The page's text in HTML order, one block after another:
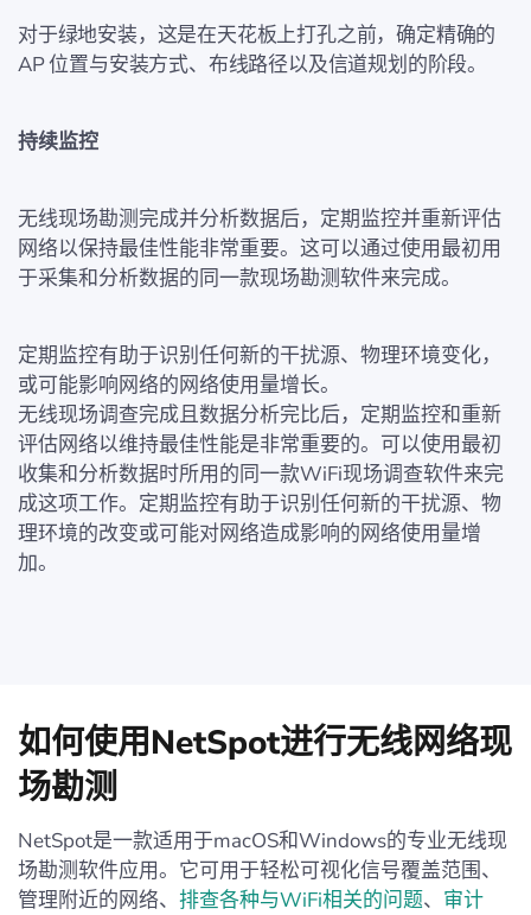
对于绿地安装，这是在天花板上打孔之前，确定精确的
AP 位置与安装方式、布线路径以及信道规划的阶段。
持续监控
无线现场勘测完成并分析数据后，定期监控并重新评估
网络以保持最佳性能非常重要。这可以通过使用最初用
于采集和分析数据的同一款现场勘测软件来完成。
定期监控有助于识别任何新的干扰源、物理环境变化，
或可能影响网络的网络使用量增长。
无线现场调查完成且数据分析完比后，定期监控和重新
评估网络以维持最佳性能是非常重要的。可以使用最初
收集和分析数据时所用的同一款WiFi现场调查软件来完
成这项工作。定期监控有助于识别任何新的干扰源、物
理环境的改变或可能对网络造成影响的网络使用量增
加。
如何使用NetSpot进行无线网络现
场勘测
NetSpot是一款适用于macOS和Windows的专业无线现
场勘测软件应用。它可用于轻松可视化信号覆盖范围、
管理附近的网络、 排查各种与WiFi相关的问题、 审计